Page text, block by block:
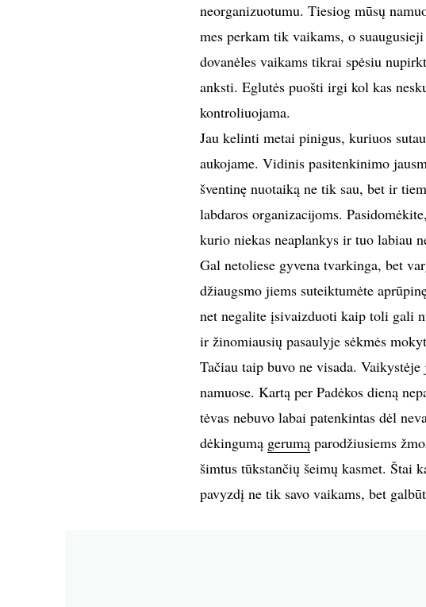
neorganizuotumu. Tiesiog mūsų
mes perkam tik vaikams, o
dovanėles vaikams tikrai spėsiu
anksti. Eglutės puošti irgi kol kas
kontroliuojama.
Jau kelinti metai pinigus, kuriuos
aukojame. Vidinis pasitenkinimo
šventinę nuotaiką ne tik sau, bet ir
labdaros organizacijoms.
kurio niekas neaplankys ir tuo labiau
Gal netoliese gyvena tvarkinga, bet
džiaugsmo jiems suteiktumėte
net negalite įsivaizduoti kaip toli gali
ir žinomiausių pasaulyje sėkmės
Tačiau taip buvo ne visada.
namuose. Kartą per Padėkos dieną
tėvas nebuvo labai patenkintas dėl
dėkingumą gerumąparodžiusiems
šimtus tūkstančių šeimų kasmet. Štai
pavyzdį ne tik savo vaikams, bet